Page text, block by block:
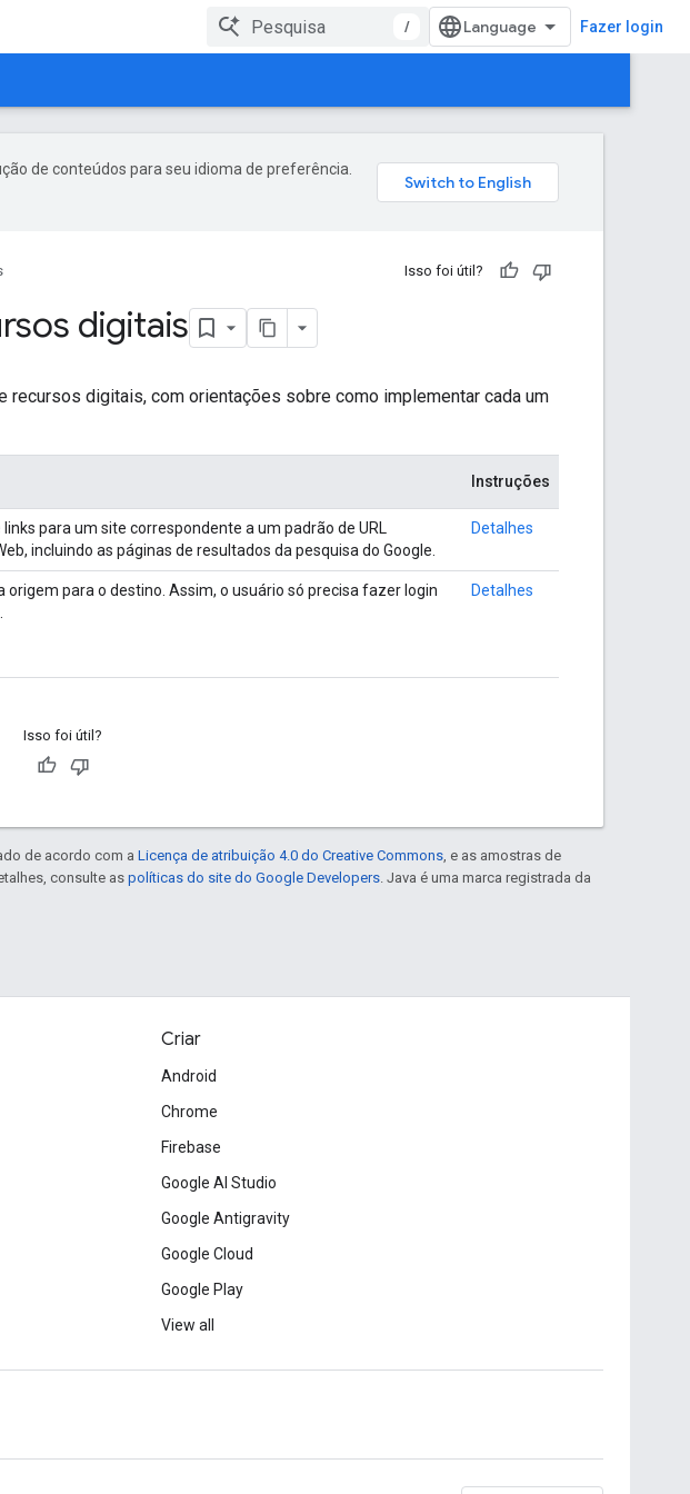
/ Fazer login
de conteúdos para seu idioma de preferência.
Isso foi útil?
digitais
recursos digitais, com orientações sobre como implementar cada um
Instruções
para um site correspondente a um padrão de URL
incluindo as páginas de resultados da pesquisa do Google.
Detalhes
origem para o destino. Assim, o usuário só precisa fazer login
Detalhes
Isso foi útil?
de acordo com a Licença de atribuição 4.0 do Creative Commons , e as amostras de
consulte aspolíticas do site do Google Developers . Java é uma marca registrada da
Criar
Android
Chrome
Firebase
Google AI Studio
Google Antigravity
Google Cloud
Google Play
View all